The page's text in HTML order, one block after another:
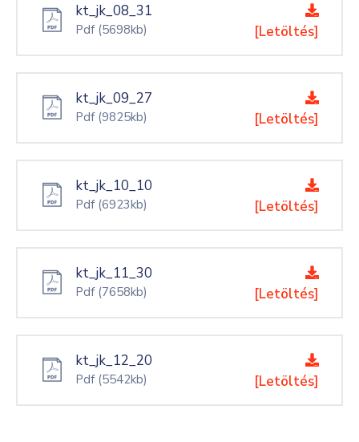
kt_jk_08_31
Pdf (5698kb) [Letöltés]
kt_jk_09_27
Pdf (9825kb) [Letöltés]
kt_jk_10_10
Pdf (6923kb) [Letöltés]
kt_jk_11_30
Pdf (7658kb) [Letöltés]
kt_jk_12_20
Pdf (5542kb) [Letöltés]